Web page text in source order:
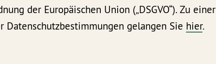
der Europäischen Union („DSGVO“). Zu einer
Datenschutzbestimmungen gelangen Sie hier.